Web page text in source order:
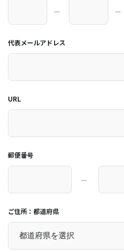
― ―
代表メールアドレス
URL
郵便番号
―
ご住所：都道府県